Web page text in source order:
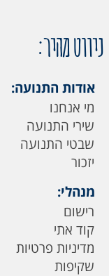
ניווט מהיר:
אודות התנועה:
מי אנחנו
שירי התנועה
שבטי התנועה
יזכור
מנהלי:
רישום
קוד אתי
מדיניות פרטיות
שקיפות